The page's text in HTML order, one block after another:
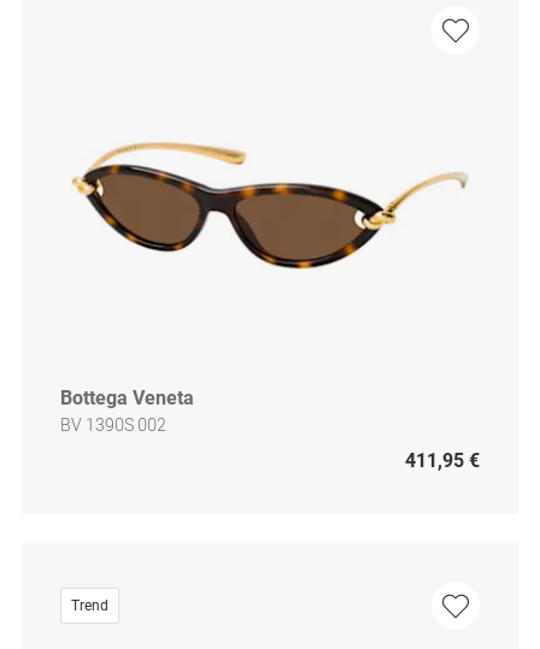
Bottega Veneta
BV 1390S 002
411,95 €
Trend